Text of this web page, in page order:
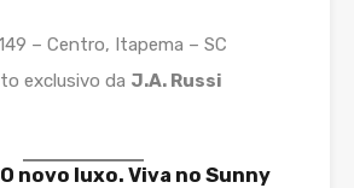
– Centro, Itapema – SC
exclusivo da J.A. Russi
novo luxo. Viva no Sunny